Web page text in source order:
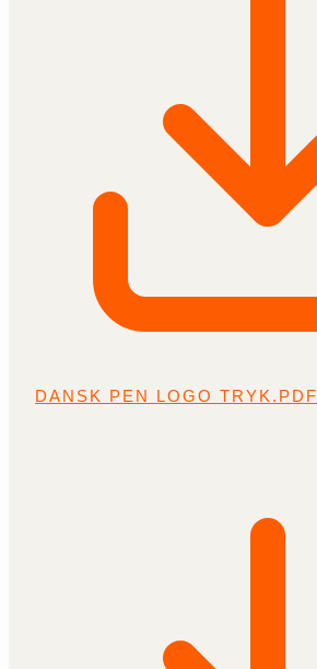
DANSK PEN LOGO TRYK.PDF